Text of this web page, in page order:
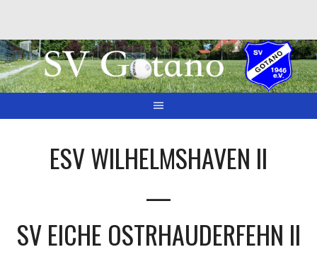
Inhalt
ESV WILHELMSHAVEN II
—
SV EICHE OSTRHAUDERFEHN II